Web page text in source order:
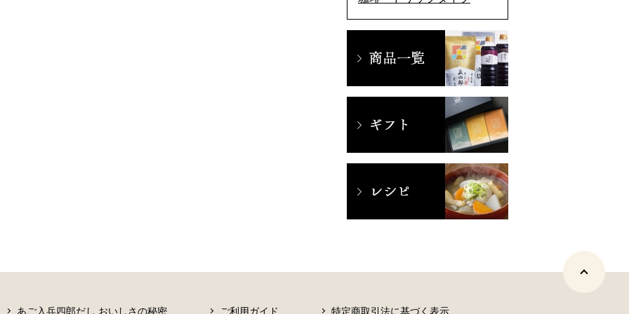
あご入兵四郎だし おいしさの秘密 ご利用ガイド 特定商取引法に基づく表示